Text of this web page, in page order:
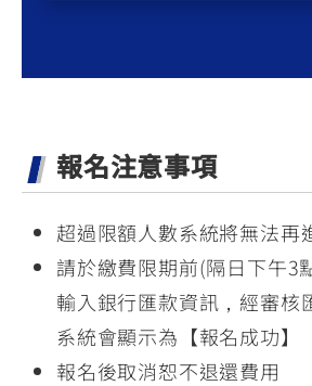
報名注意事項
超過限額人數系統將無法再
請於繳費限期前(隔日下午3
輸入銀行匯款資訊，經審核
系統會顯示為【報名成功】
報名後取消恕不退還費用